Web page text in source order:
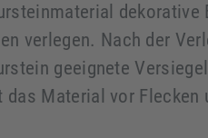
dekorative
verlegen. Nach der
geeignete
Material vor Flecken